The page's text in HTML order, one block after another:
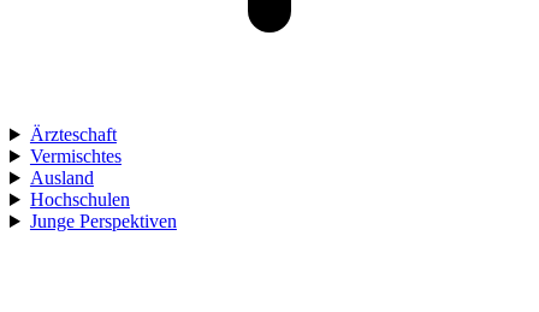
Ärzteschaft
Vermischtes
Ausland
Hochschulen
Junge Perspektiven